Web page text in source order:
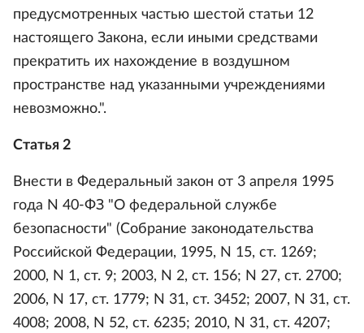
предусмотренных частью шестой статьи 12
настоящего Закона, если иными средствами
прекратить их нахождение в воздушном
пространстве над указанными учреждениями
невозможно.".
Статья 2
Внести в Федеральный закон от 3 апреля 1995
года N 40-ФЗ "О федеральной службе
безопасности" (Собрание законодательства
Российской Федерации, 1995, N 15, ст. 1269;
2000, N 1, ст. 9; 2003, N 2, ст. 156; N 27, ст. 2700;
2006, N 17, ст. 1779; N 31, ст. 3452; 2007, N 31, ст.
4008; 2008, N 52, ст. 6235; 2010, N 31, ст. 4207;